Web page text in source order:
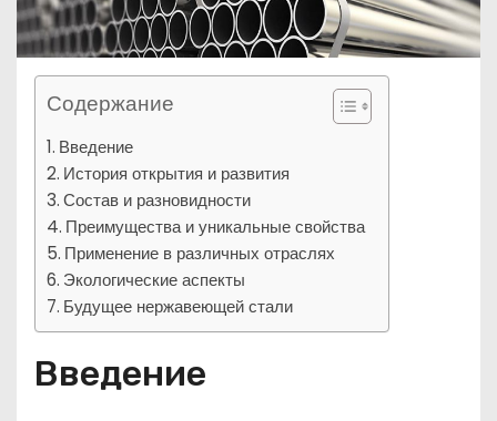
Содержание
Введение
История открытия и развития
Состав и разновидности
Преимущества и уникальные свойства
Применение в различных отраслях
Экологические аспекты
Будущее нержавеющей стали
Введение